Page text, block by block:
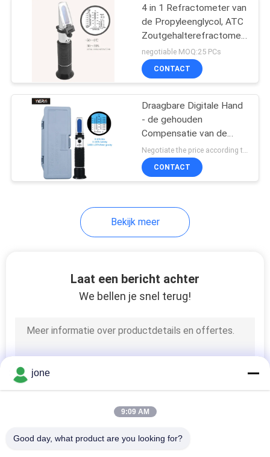
4 in 1 Refractometer van
de Propyleenglycol, ATC
Zoutgehalterefractometer
0,5% Adblue
negotiable MOQ:25 PCs
CONTACT
Draagbare Digitale Hand
- de gehouden
Compensatie van de
Refractometer
Automatische
Temperatuur
Negotiate the price according to the quantity MOQ:25 PCs
CONTACT
Bekijk meer
Laat een bericht achter
We bellen je snel terug!
jone
9:09 AM
Good day, what product are you looking for?